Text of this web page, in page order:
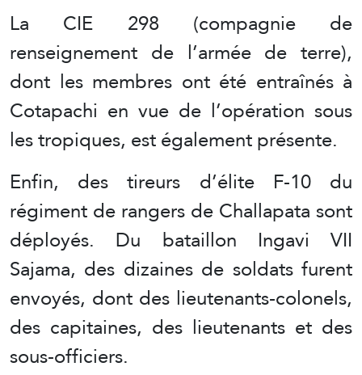
La CIE 298 (compagnie de
renseignement de l’armée de terre),
dont les membres ont été entraînés à
Cotapachi en vue de l’opération sous
les tropiques, est également présente.
Enfin, des tireurs d’élite F-10 du
régiment de rangers de Challapata sont
déployés. Du bataillon Ingavi VII
Sajama, des dizaines de soldats furent
envoyés, dont des lieutenants-colonels,
des capitaines, des lieutenants et des
sous-officiers.